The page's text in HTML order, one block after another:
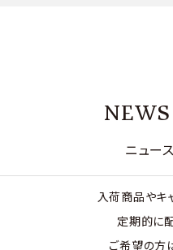
ニュー
入荷商品やキ
定期的に
ご希望の方